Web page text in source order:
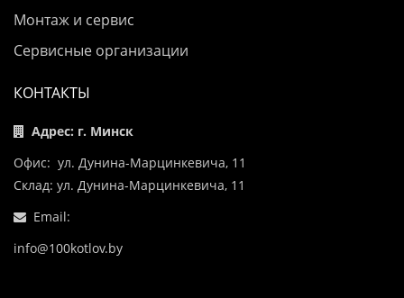
Монтаж и сервис
Сервисные организации
КОНТАКТЫ
Адрес: г. Минск
Офис: ул. Дунина-Марцинкевича, 11
Склад: ул. Дунина-Марцинкевича, 11
Email:
info@100kotlov.by